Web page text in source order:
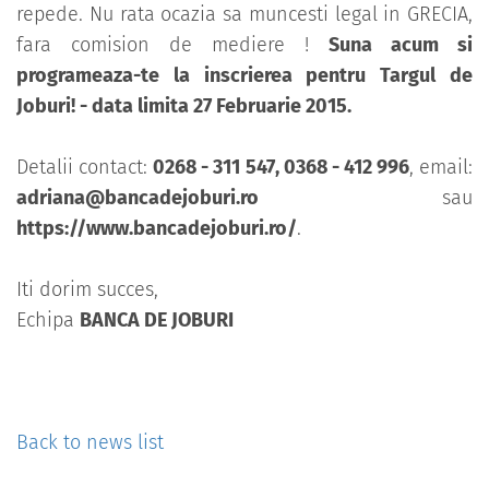
repede. Nu rata ocazia sa muncesti legal in GRECIA,
fara comision de mediere ! Suna acum si
programeaza-te la inscrierea pentru Targul de
Joburi! - data limita 27 Februarie 2015.
Detalii contact:0268 - 311 547, 0368 - 412 996, email:
adriana@bancadejoburi.ro
sau
https://www.bancadejoburi.ro/.
Iti dorim succes,
Echipa BANCA DE JOBURI
Back to news list